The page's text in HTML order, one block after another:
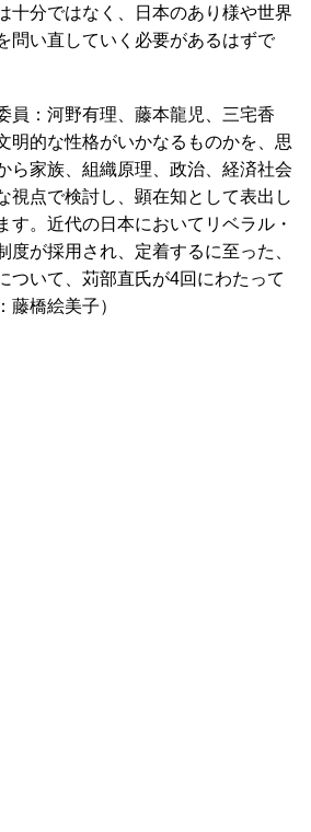
十分ではなく、日本のあり様や世界
問い直していく必要があるはずで
委員：河野有理、藤本龍児、三宅香
明的な性格がいかなるものかを、思
ら家族、組織原理、政治、経済社会
視点で検討し、顕在知として表出し
す。近代の日本においてリベラル・
度が採用され、定着するに至った、
ついて、苅部直氏が4回にわたって
藤橋絵美子）